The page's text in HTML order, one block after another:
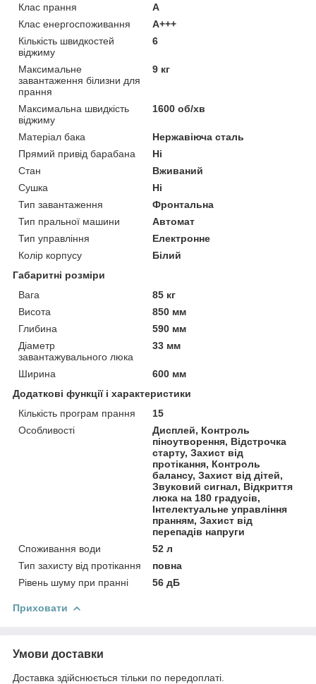
Клас прання
A
Клас енергоспоживання
A+++
Кількість швидкостей
віджиму
6
Максимальне
завантаження білизни для
прання
9 кг
Максимальна швидкість
віджиму
1600 об/хв
Матеріал бака
Нержавіюча сталь
Прямий привід барабана
Ні
Стан
Вживаний
Сушка
Ні
Тип завантаження
Фронтальна
Тип пральної машини
Автомат
Тип управління
Електронне
Колір корпусу
Білий
Габаритні розміри
Вага
85 кг
Висота
850 мм
Глибина
590 мм
Діаметр
завантажувального люка
33 мм
Ширина
600 мм
Додаткові функції і характеристики
Кількість програм прання
15
Особливості
Дисплей, Контроль
піноутворення, Відстрочка
старту, Захист від
протікання, Контроль
балансу, Захист від дітей,
Звуковий сигнал, Відкриття
люка на 180 градусів,
Інтелектуальне управління
пранням, Захист від
перепадів напруги
Споживання води
52 л
Тип захисту від протікання
повна
Рівень шуму при пранні
56 дБ
Приховати
Умови доставки
Доставка здійснюється тільки по передоплаті.